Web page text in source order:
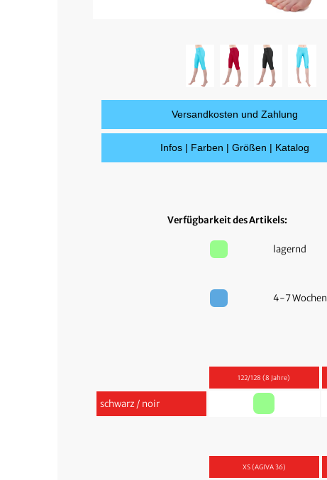
Versandkosten und Zahlung
Infos | Farben | Größen | Katalog
Verfügbarkeit des Artikels:
lagernd
4-7 Wochen
122/128 (8 Jahre)
schwarz / noir
XS (AGIVA 36)